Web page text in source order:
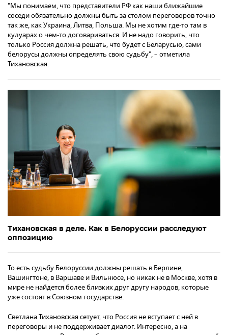
"Мы понимаем, что представители РФ как наши ближайшие
соседи обязательно должны быть за столом переговоров точно
так же, как Украина, Литва, Польша. Мы не хотим где-то там в
кулуарах о чем-то договариваться. И не надо говорить, что
только Россия должна решать, что будет с Беларусью, сами
белорусы должны определять свою судьбу", – отметила
Тихановская.
Тихановская в деле. Как в Белоруссии расследуют
оппозицию
То есть судьбу Белоруссии должны решать в Берлине,
Вашингтоне, в Варшаве и Вильнюсе, но никак не в Москве, хотя в
мире не найдется более близких друг другу народов, которые
уже состоят в Союзном государстве.
Светлана Тихановская сетует, что Россия не вступает с ней в
переговоры и не поддерживает диалог. Интересно, а на